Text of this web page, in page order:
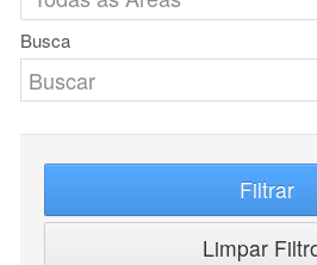
Busca
Filtrar
Limpar